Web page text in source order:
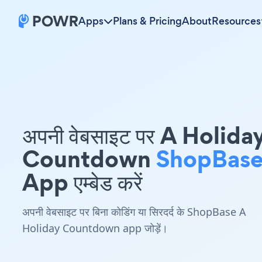
Apps Plans & PricingAboutResources
अपनी वेबसाइट पर A
Countdown
App एम्बेड करें
अपनी वेबसाइट पर बिना कोडिंग या सिरदर्द के ShopBase A
Holiday Countdown app जोड़ें।